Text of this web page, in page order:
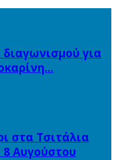
διαγωνισμού για
στα Τσιτάλια
Αυγούστου